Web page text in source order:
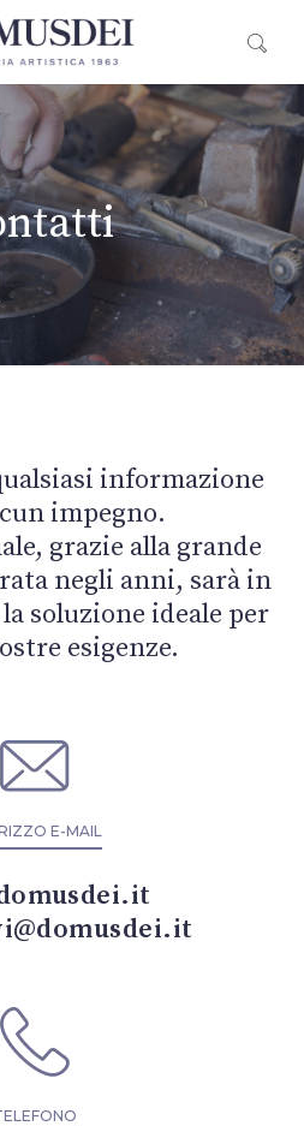
informazione
impegno.
grazie alla grande
negli anni, sarà in
soluzione ideale per
esigenze.
E-MAIL